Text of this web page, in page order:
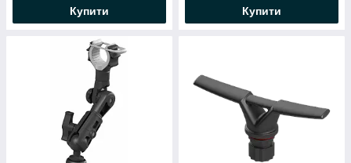
Купити Купити